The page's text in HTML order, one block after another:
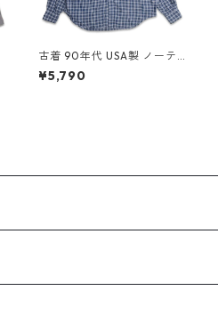
古着 90年代 USA製 ノーテ
ィカ NAUTICA レーヨン ボ
タンダウンシャツ 長袖シャ
¥5,790